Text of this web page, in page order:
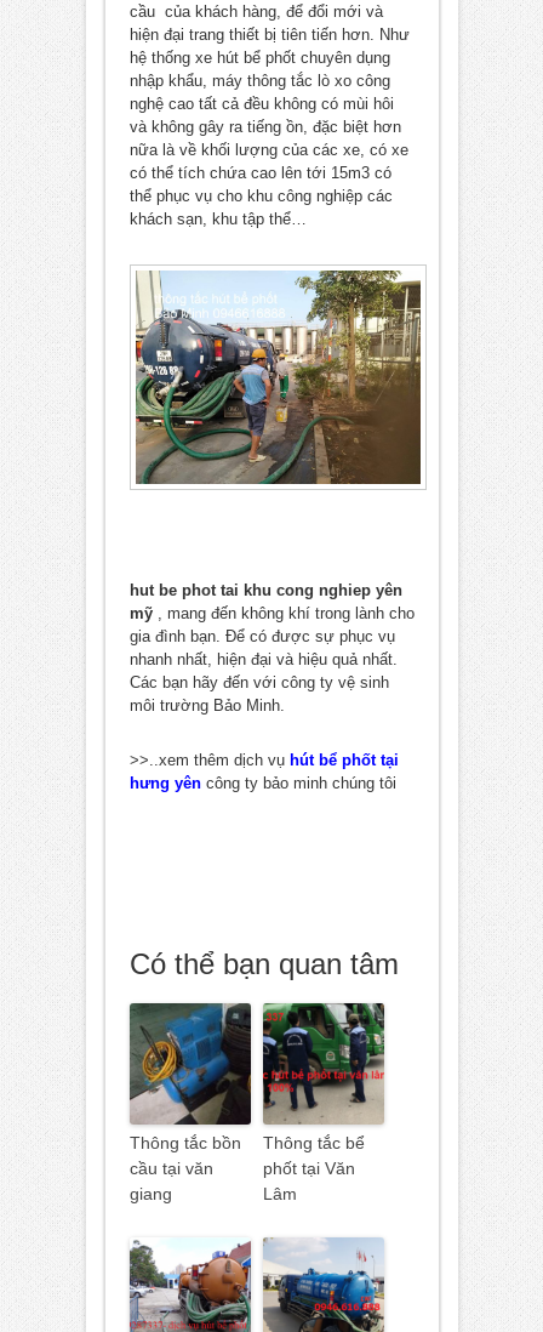
cầu của khách hàng, để đổi mới và
hiện đại trang thiết bị tiên tiến hơn. Như
hệ thống xe hút bể phốt chuyên dụng
nhập khẩu, máy thông tắc lò xo công
nghệ cao tất cả đều không có mùi hôi
và không gây ra tiếng ồn, đặc biệt hơn
nữa là về khối lượng của các xe, có xe
có thể tích chứa cao lên tới 15m3 có
thể phục vụ cho khu công nghiệp các
khách sạn, khu tập thể…
hut be phot tai khu cong nghiep yên
mỹ , mang đến không khí trong lành cho
gia đình bạn. Để có được sự phục vụ
nhanh nhất, hiện đại và hiệu quả nhất.
Các bạn hãy đến với công ty vệ sinh
môi trường Bảo Minh.
>>..xem thêm dịch vụ hút bể phốt tại
hưng yên công ty bảo minh chúng tôi
Có thể bạn quan tâm
Thông tắc bồn
cầu tại văn
giang
Thông tắc bể
phốt tại Văn
Lâm